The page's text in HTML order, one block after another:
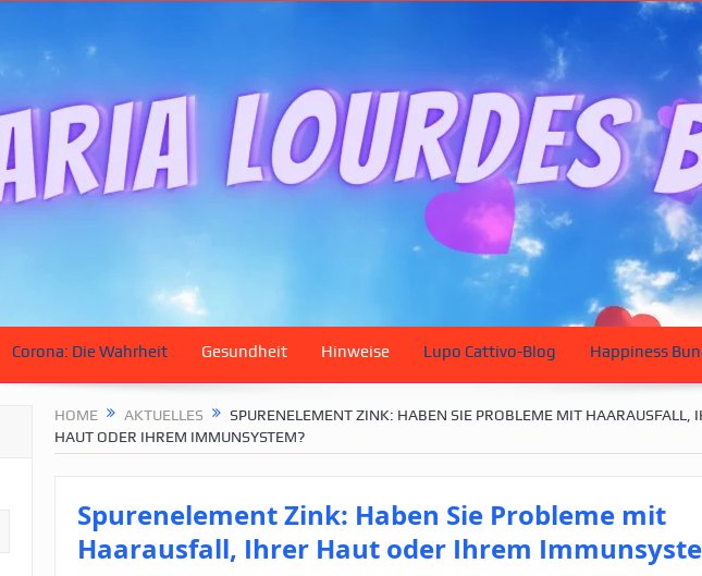
Corona: Die Wahrheit Gesundheit Hinweise Lupo Cattivo-Blog Happiness
HOME AKTUELLES
SPURENELEMENT ZINK: HABEN SIE PROBLEME MIT HAARAUSFALL,
HAUT ODER IHREM IMMUNSYSTEM?
Spurenelement Zink: Haben Sie Probleme mit
Haarausfall, Ihrer Haut oder Ihrem